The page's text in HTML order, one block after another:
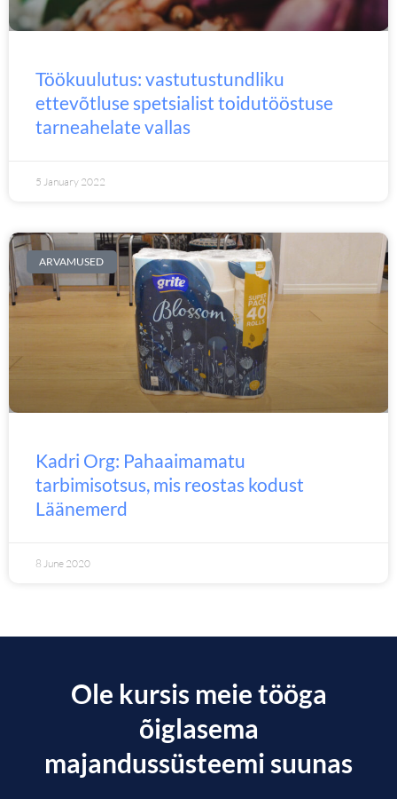
Töökuulutus: vastutustundliku
ettevõtluse spetsialist toidutööstuse
tarneahelate vallas
5 January 2022
ARVAMUSED
Kadri Org: Pahaaimamatu
tarbimisotsus, mis reostas kodust
Läänemerd
8 June 2020
Ole kursis meie tööga
õiglasema
majandussüsteemi suunas